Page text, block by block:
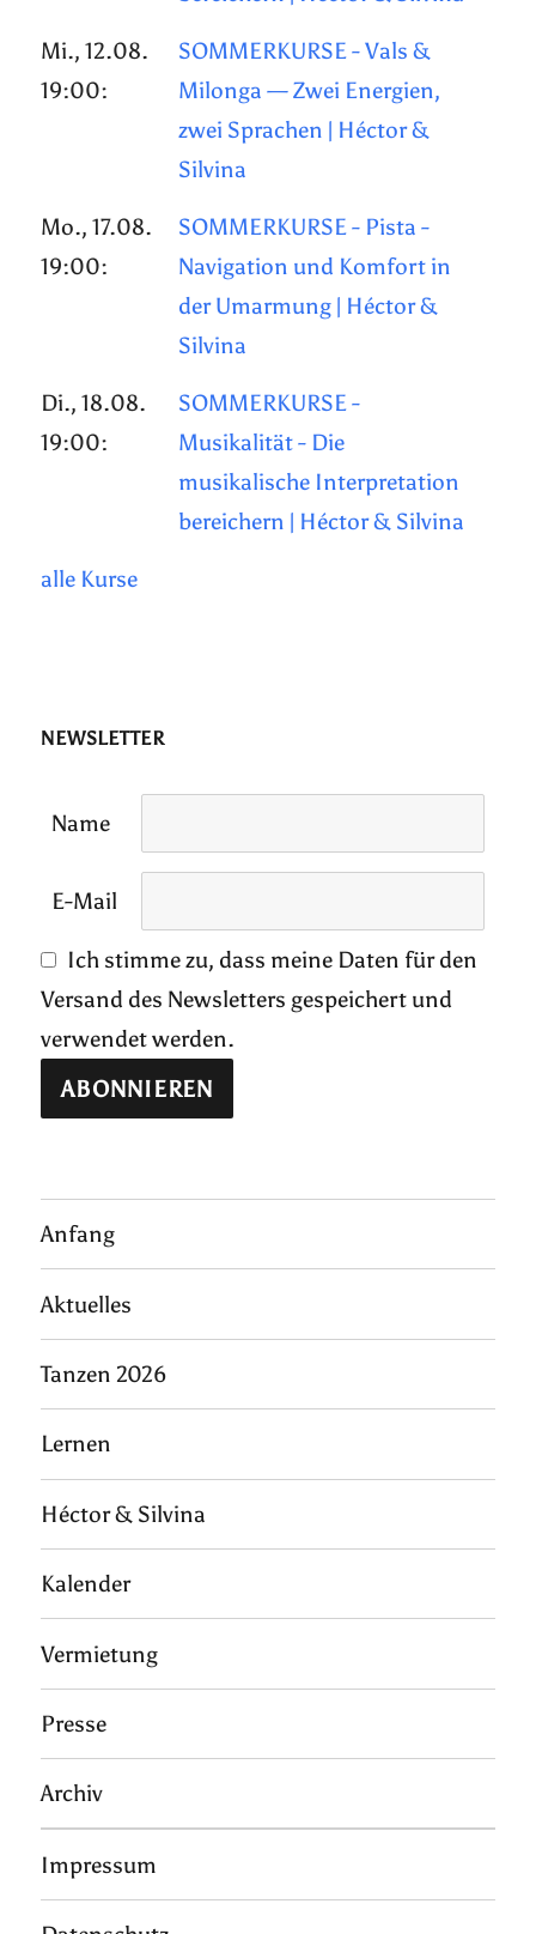
Mi., 12.08.
19:00:
SOMMERKURSE - Vals &
Milonga — Zwei Energien,
zwei Sprachen | Héctor &
Silvina
Mo., 17.08.
19:00:
SOMMERKURSE - Pista -
Navigation und Komfort in
der Umarmung | Héctor &
Silvina
Di., 18.08.
19:00:
SOMMERKURSE -
Musikalität - Die
musikalische Interpretation
bereichern | Héctor & Silvina
alle Kurse
NEWSLETTER
Name
E-Mail
Ich stimme zu, dass meine Daten für den
Versand des Newsletters gespeichert und
verwendet werden.
Anfang
Aktuelles
Tanzen 2026
Lernen
Héctor & Silvina
Kalender
Vermietung
Presse
Archiv
Impressum